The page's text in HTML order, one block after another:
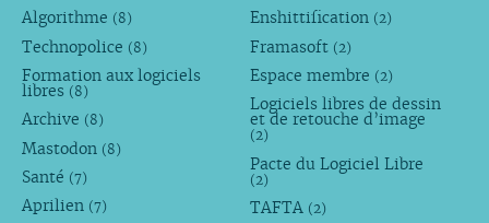
Algorithme (8)
Technopolice (8)
Formation aux logiciels
libres (8)
Archive (8)
Mastodon (8)
Santé (7)
Aprilien (7)
Enshittification (2)
Framasoft (2)
Espace membre (2)
Logiciels libres de dessin
et de retouche d’image
(2)
Pacte du Logiciel Libre
(2)
TAFTA (2)